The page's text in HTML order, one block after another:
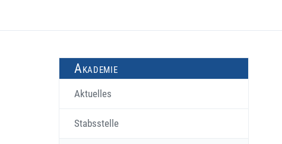
Akademie
Aktuelles
Stabsstelle